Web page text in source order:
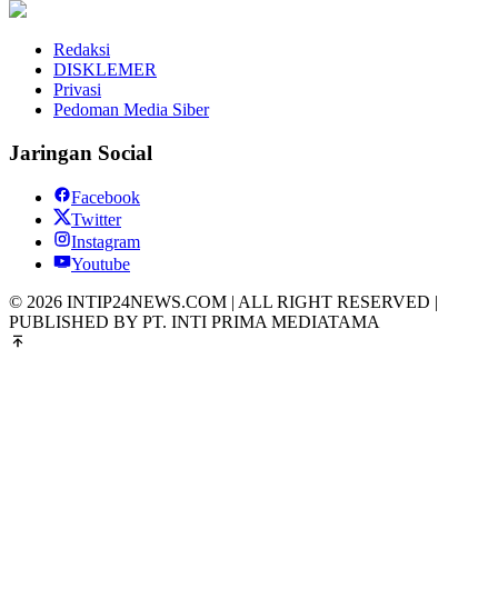
Redaksi
DISKLEMER
Privasi
Pedoman Media Siber
Jaringan Social
Facebook
Twitter
Instagram
Youtube
© 2026 INTIP24NEWS.COM | ALL RIGHT RESERVED |
PUBLISHED BY PT. INTI PRIMA MEDIATAMA